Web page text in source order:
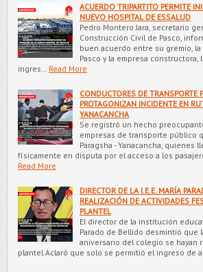
ACUERDO TRIPARTITO PERMITE
NUEVO HOSPITAL DE ESSALUD
Pedro Montero Jara, secretario
Construcción Civil de Pasco,
buen acuerdo entre su gremio,
Pasco y la empresa constructora,
ingres…
Read More
CONDUCTORES DE TRANSPORTE
PROTAGONIZAN INCIDENTE EN
YANACANCHA
Se registró un hecho
empresas de transporte público
Paragsha - Yanacancha, quienes
físicamente en disputa por el acceso a los
Read More
DIRECTOR DE LA I.E.E. MARÍA
REALIZACIÓN DE ACTIVIDADES
PLANTEL
El director de la institución
Parado de Bellido desmintió que
aniversario del colegio se hayan
plantel.Aclaró que solo se permitió el ingreso de